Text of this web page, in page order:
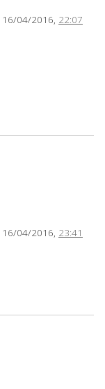
16/04/2016, 22:07
16/04/2016, 23:41